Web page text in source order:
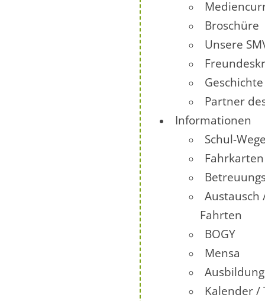
Broschüre
Unsere
Geschichte
Partner
Informationen
Schul-
Fahrkarten
Austausch
Fahrten
BOGY
Mensa
Kalender /